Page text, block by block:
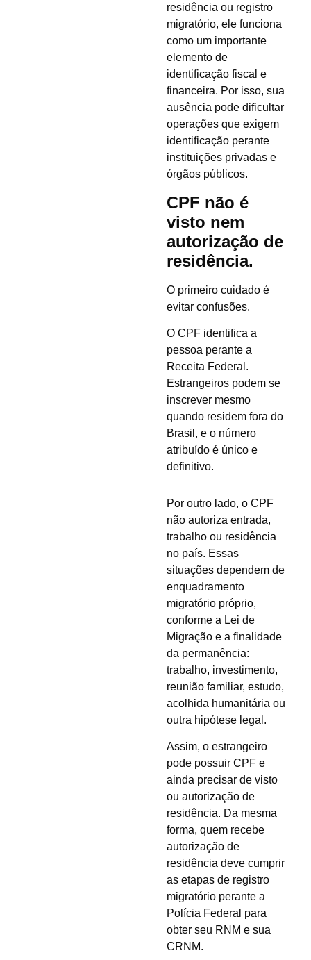
residência ou registro
migratório, ele funciona
como um importante
elemento de
identificação fiscal e
financeira. Por isso, sua
ausência pode dificultar
operações que exigem
identificação perante
instituições privadas e
órgãos públicos.
CPF não é
visto nem
autorização de
residência.
O primeiro cuidado é
evitar confusões.
O CPF identifica a
pessoa perante a
Receita Federal.
Estrangeiros podem se
inscrever mesmo
quando residem fora do
Brasil, e o número
atribuído é único e
definitivo.
Por outro lado, o CPF
não autoriza entrada,
trabalho ou residência
no país. Essas
situações dependem de
enquadramento
migratório próprio,
conforme a Lei de
Migração e a finalidade
da permanência:
trabalho, investimento,
reunião familiar, estudo,
acolhida humanitária ou
outra hipótese legal.
Assim, o estrangeiro
pode possuir CPF e
ainda precisar de visto
ou autorização de
residência. Da mesma
forma, quem recebe
autorização de
residência deve cumprir
as etapas de registro
migratório perante a
Polícia Federal para
obter seu RNM e sua
CRNM.